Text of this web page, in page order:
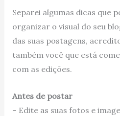
Separei algumas dicas que
organizar o visual do seu
das suas postagens,
também você que está
com as edições.
Antes de postar
– Edite as suas fotos e